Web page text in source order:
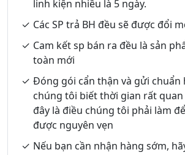
linh kiện nhiều là 5 ngày.
Các SP trả BH đều sẽ được đổi
Cam kết sp bán ra đều là sản
toàn mới
Đóng gói cẩn thận và gửi chuẩn
chúng tôi biết thời gian rất
đây là điều chúng tôi phải làm
được nguyên vẹn
Nếu bạn cần nhận hàng sớm,